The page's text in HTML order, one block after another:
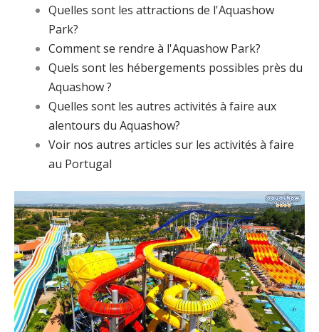
Quelles sont les attractions de l'Aquashow
Park?
Comment se rendre à l'Aquashow Park?
Quels sont les hébergements possibles près du
Aquashow ?
Quelles sont les autres activités à faire aux
alentours du Aquashow?
Voir nos autres articles sur les activités à faire
au Portugal